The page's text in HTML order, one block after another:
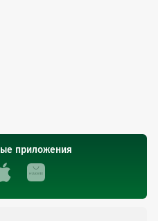
приложения